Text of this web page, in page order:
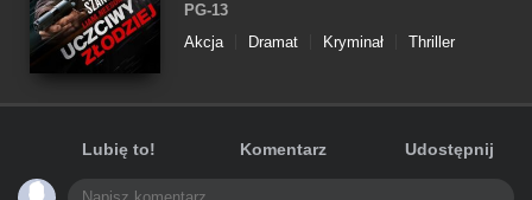
PG-13
Akcja
Dramat Kryminał Thriller
Lubię to! Komentarz Udostępnij